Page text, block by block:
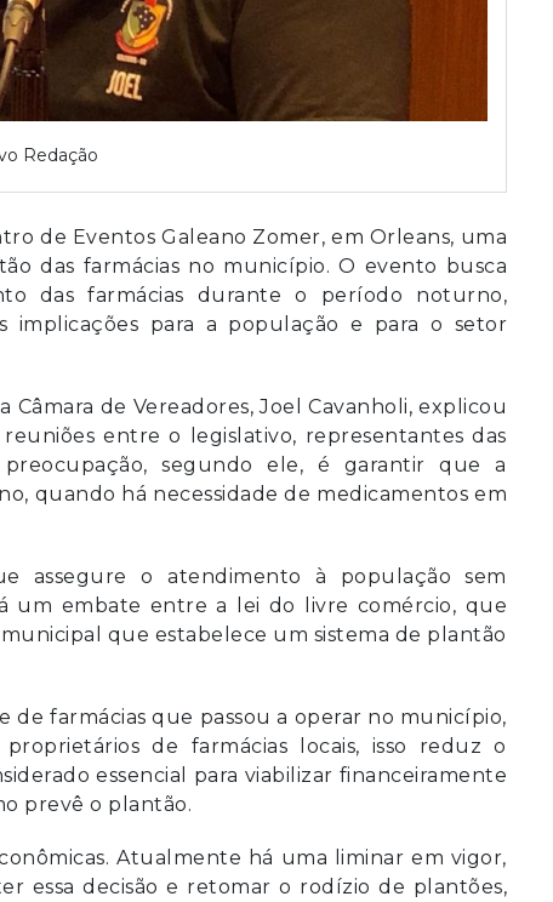
Redação
de Eventos Galeano Zomer, em Orleans, uma
das farmácias no município. O evento busca
das farmácias durante o período noturno,
para a população e para o setor
de Vereadores, Joel Cavanholi, explicou
entre o legislativo, representantes das
segundo ele, é garantir que a
quando há necessidade de medicamentos em
assegure o atendimento à população sem
um embate entre a lei do livre comércio, que
que estabelece um sistema de plantão
farmácias que passou a operar no município,
de farmácias locais, isso reduz o
essencial para viabilizar financeiramente
prevê o plantão.
Atualmente há uma liminar em vigor,
essa decisão e retomar o rodízio de plantões,